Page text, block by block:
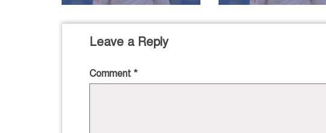
Leave a Reply
Comment *